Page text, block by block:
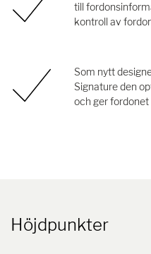
till
kontroll av
Som nytt
Signature den
och ger
Höjdpunkter